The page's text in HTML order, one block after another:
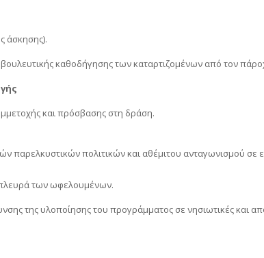
άσκησης).
καθοδήγησης των καταρτιζομένων από τον
και πρόσβασης στη δράση.
παρελκυστικών πολιτικών και αθέμιτου ανταγωνισμού
πλευρά των ωφελουμένων.
της υλοποίησης του προγράμματος σε νησιωτικές και